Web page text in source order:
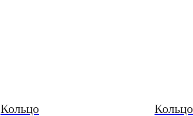
Кольцо Кольцо